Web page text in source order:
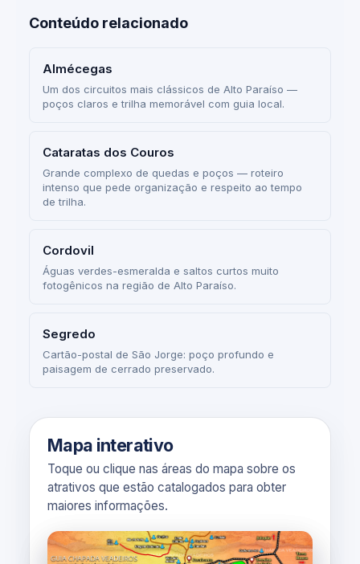
Conteúdo relacionado
Almécegas
Um dos circuitos mais clássicos de Alto Paraíso —
poços claros e trilha memorável com guia local.
Cataratas dos Couros
Grande complexo de quedas e poços — roteiro
intenso que pede organização e respeito ao tempo
de trilha.
Cordovil
Águas verdes-esmeralda e saltos curtos muito
fotogênicos na região de Alto Paraíso.
Segredo
Cartão-postal de São Jorge: poço profundo e
paisagem de cerrado preservado.
Mapa interativo
Toque ou clique nas áreas do mapa sobre os
atrativos que estão catalogados para obter
maiores informações.